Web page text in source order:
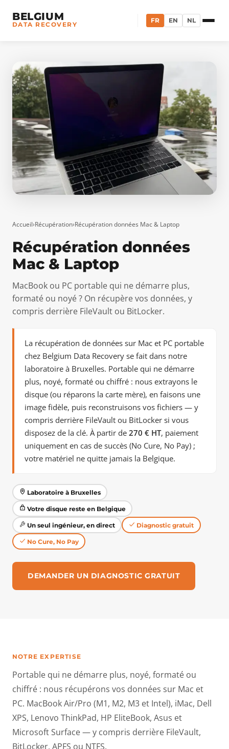
BELGIUM
DATA RECOVERY FR EN NL
Accueil›Récupération›Récupération données Mac & Laptop
Récupération données
Mac & Laptop
MacBook ou PC portable qui ne démarre plus,
formaté ou noyé ? On récupère vos données, y
compris derrière FileVault ou BitLocker.
La récupération de données sur Mac et PC portable
chez Belgium Data Recovery se fait dans notre
laboratoire à Bruxelles. Portable qui ne démarre
plus, noyé, formaté ou chiffré : nous extrayons le
disque (ou réparons la carte mère), en faisons une
image fidèle, puis reconstruisons vos fichiers — y
compris derrière FileVault ou BitLocker si vous
disposez de la clé. À partir de 270 € HT, paiement
uniquement en cas de succès (No Cure, No Pay) ;
votre matériel ne quitte jamais la Belgique.
Laboratoire à Bruxelles
Votre disque reste en Belgique
Un seul ingénieur, en direct Diagnostic gratuit
No Cure, No Pay
DEMANDER UN DIAGNOSTIC GRATUIT
NOTRE EXPERTISE
Portable qui ne démarre plus, noyé, formaté ou
chiffré : nous récupérons vos données sur Mac et
PC. MacBook Air/Pro (M1, M2, M3 et Intel), iMac, Dell
XPS, Lenovo ThinkPad, HP EliteBook, Asus et
Microsoft Surface — y compris derrière FileVault,
BitLocker, APFS ou NTFS.